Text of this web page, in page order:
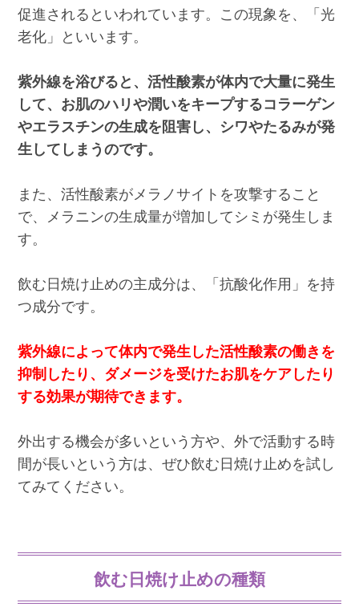
促進されるといわれています。この現象を、「光
老化」といいます。
紫外線を浴びると、活性酸素が体内で大量に発生
して、お肌のハリや潤いをキープするコラーゲン
やエラスチンの生成を阻害し、シワやたるみが発
生してしまうのです。
また、活性酸素がメラノサイトを攻撃すること
で、メラニンの生成量が増加してシミが発生しま
す。
飲む日焼け止めの主成分は、「抗酸化作用」を持
つ成分です。
紫外線によって体内で発生した活性酸素の働きを
抑制したり、ダメージを受けたお肌をケアしたり
する効果が期待できます。
外出する機会が多いという方や、外で活動する時
間が長いという方は、ぜひ飲む日焼け止めを試し
てみてください。
飲む日焼け止めの種類